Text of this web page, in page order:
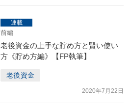
連載
前編
老後資金の上手な貯め方と賢い使い
方《貯め方編》【FP執筆】
老後資金
2020年7月22日